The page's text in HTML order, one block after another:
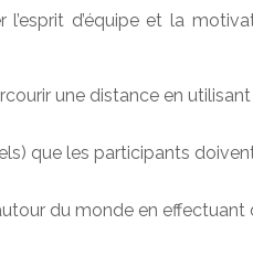
d’équipe et la
une distance en
que les participants
du monde en